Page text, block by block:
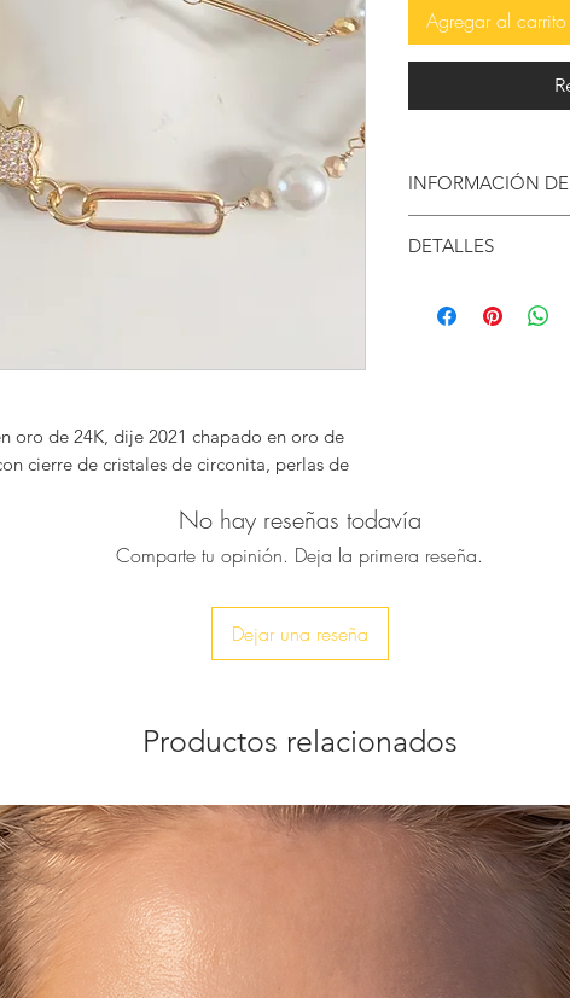
oro de 24K, dije 2021 chapado en oro de
cierre de cristales de circonita, perlas de
Agregar al carrito
INFORMACIÓN
collar de lazo
en una cadena
Se cierra con un
DETALLES
CUIDADO: visite
No hay reseñas todavía
Comparte tu opinión. Deja la primera reseña.
Dejar una reseña
Productos relacionados